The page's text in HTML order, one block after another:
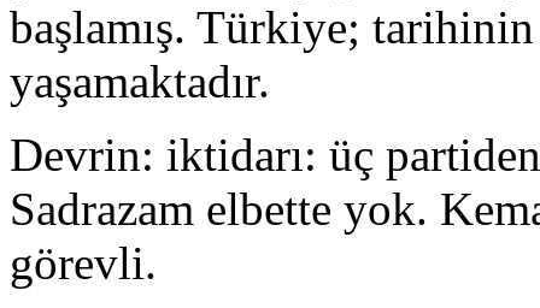
başlamış. Türkiye;
yaşamaktadır.
Devrin: iktidarı: üç
Sadrazam elbette yok.
görevli.